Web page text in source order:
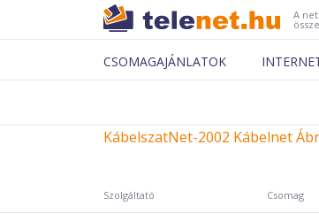
A
CSOMAGAJÁNLATOK
KábelszatNet-2002 Kábelnet
Szolgáltató Csomag